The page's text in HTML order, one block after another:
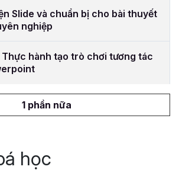
Slide và chuẩn bị cho bài thuyết
nghiệp
Thực hành tạo trò chơi tương tác
1 phần nữa
học